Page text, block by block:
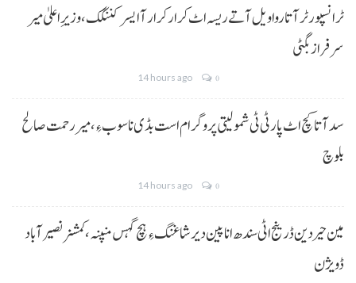
ٹرانسپورٹر آتا روا ویل آتے ریسہ اٹ کرار کرار آ ایسر کننگک ،وزیرِ اعلیٰ میر
سرفراز بگٹی
14 hours ago 0
سد آتا کچ اٹ پارٹی ٹی شمولیتی پروگرام است بڈی نا سوب ءِ،میر رحمت صالح
بلوچ
14 hours ago 0
مین حیردین ڈرینج اٹی سندھ انا پین دیر شاغنگ ءِ ہچ گہس منپنہ،کمشنر نصیرآباد
ڈویژن